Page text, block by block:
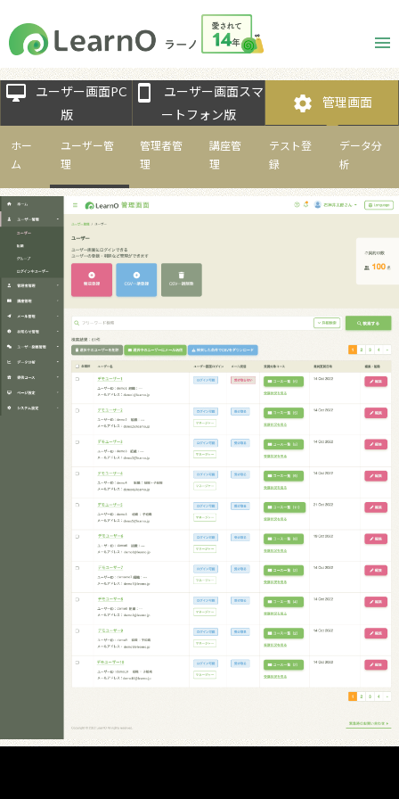
desktop_mac
ユーザー画面PC
版
smartphone
ユーザー画面スマ
ートフォン版
settings 管理画面
ホー
ム
ユーザー管
理
管理者管
理
講座管
理
テスト登
録
データ分
析